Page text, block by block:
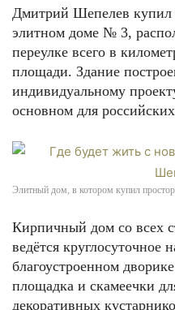
Дмитрий Шепелев купил
элитном доме № 3,
переулке всего в
площади. Здание
индивидуальному
основном для
Элитный дом, в котором купил
Кирпичный дом со всех
ведётся
благоустроенном
площадка и скамеечки
декоративных